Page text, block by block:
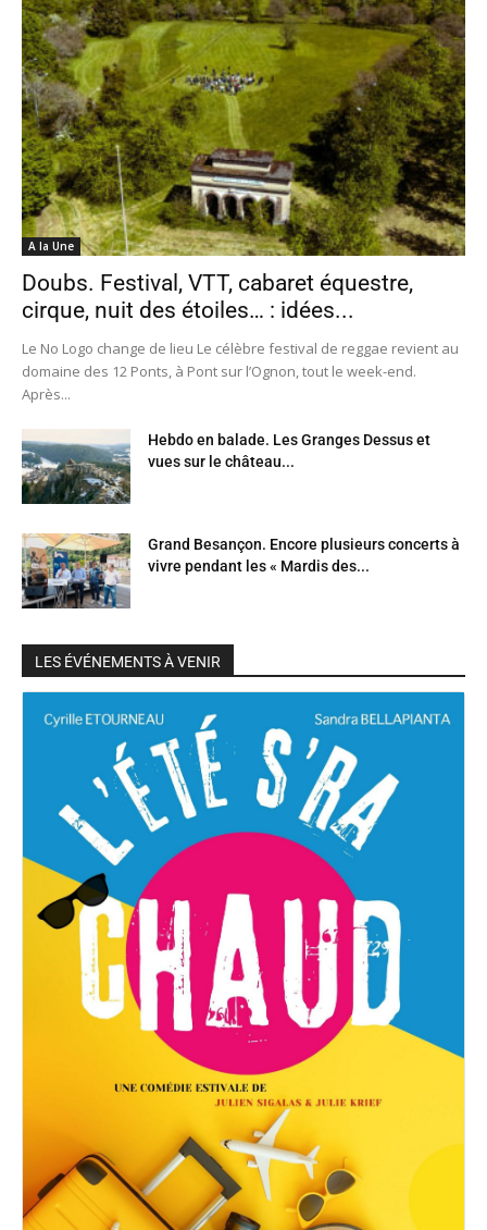
A la Une
Doubs. Festival, VTT, cabaret équestre,
cirque, nuit des étoiles… : idées...
Le No Logo change de lieu Le célèbre festival de reggae revient au
domaine des 12 Ponts, à Pont sur l’Ognon, tout le week-end.
Après...
Hebdo en balade. Les Granges Dessus et
vues sur le château...
Grand Besançon. Encore plusieurs concerts à
vivre pendant les « Mardis des...
LES ÉVÉNEMENTS À VENIR